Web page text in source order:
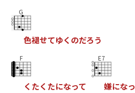
G
色褪せてゆく のだろう
F
く たく たになって
E7
嫌になっ